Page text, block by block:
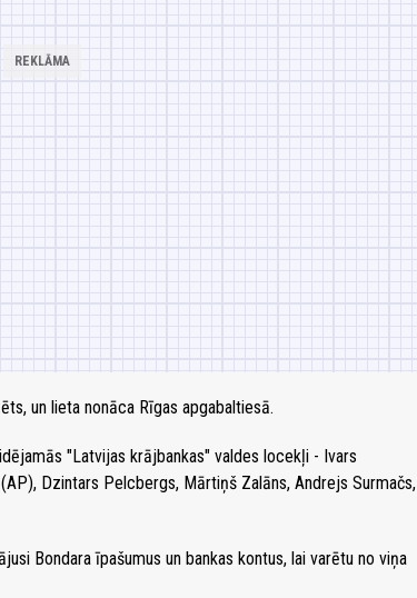
un lieta nonāca Rīgas apgabaltiesā.
"Latvijas krājbankas" valdes locekļi - Ivars
Dzintars Pelcbergs, Mārtiņš Zalāns, Andrejs Surmačs,
Bondara īpašumus un bankas kontus, lai varētu no viņa